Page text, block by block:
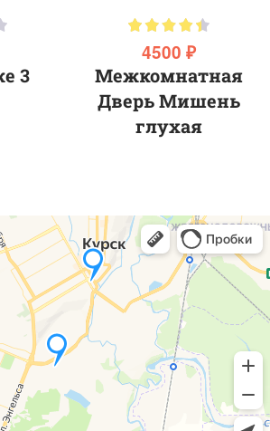
3
4500 ₽
Межкомнатная
Дверь Мишень
глухая